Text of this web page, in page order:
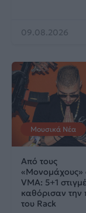
09.08.2026
Μουσικά Νέα
Από τους
«Μονομάχους»
VMA: 5+1
καθόρισαν την
του Rack